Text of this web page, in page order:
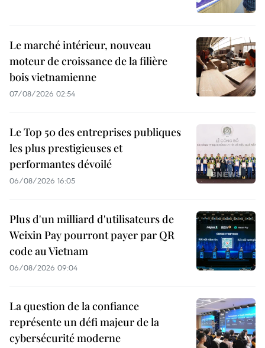
Le marché intérieur, nouveau
moteur de croissance de la filière
bois vietnamienne
07/08/2026 02:54
Le Top 50 des entreprises publiques
les plus prestigieuses et
performantes dévoilé
06/08/2026 16:05
Plus d'un milliard d'utilisateurs de
Weixin Pay pourront payer par QR
code au Vietnam
06/08/2026 09:04
La question de la confiance
représente un défi majeur de la
cybersécurité moderne